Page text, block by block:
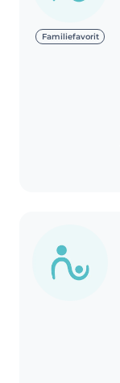
Familiefavorit